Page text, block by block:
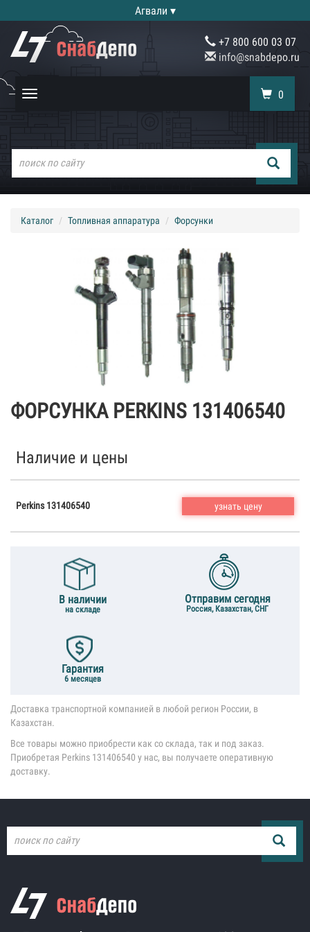
Агвали ▾
+7 800 600 03 07
info@snabdepo.ru
Toggle
0
Каталог Топливная аппаратура Форсунки
ФОРСУНКА PERKINS 131406540
Наличие и цены
Perkins 131406540 узнать цену
В наличии
на складе
Отправим сегодня
Россия, Казахстан, СНГ
Гарантия
6 месяцев
Доставка транспортной компанией в любой регион России, в
Казахстан.
Все товары можно приобрести как со склада, так и под заказ.
Приобретая Perkins 131406540 у нас, вы получаете оперативную
доставку.